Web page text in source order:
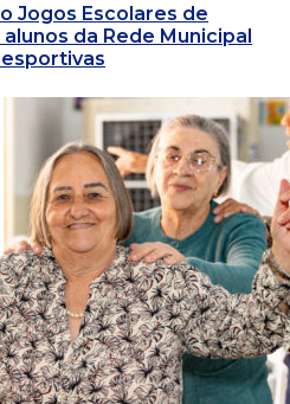
Jogos Escolares de
da Rede Municipal